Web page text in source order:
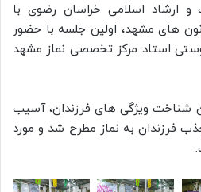
و ارشاد اسلامی خراسان رضوی با
های مشهد، اولین جلسه با حضور
استاد مرکز تخصصی نماز مشهد
شناخت ویژگی های فرزندان، آسیب
فرزندان به نماز مطرح شد و مورد